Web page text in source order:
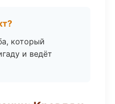
который
и ведёт